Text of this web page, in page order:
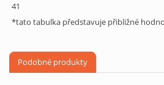
41
*tato tabulka představuje přibližné
Podobné produkty